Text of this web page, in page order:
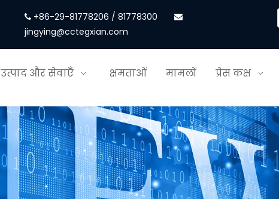
 +86-29-81778206 / 81778300
jingying@cctegxian.com
उत्पाद और सेवाएँ क्षमताओं मामलों प्रेस कक्ष